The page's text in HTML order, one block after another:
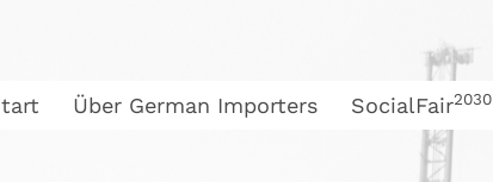
Über German Importers SocialFair2030